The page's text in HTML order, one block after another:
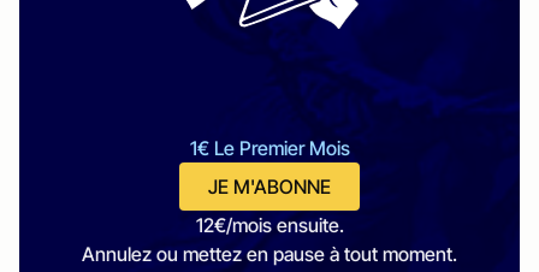
1€ Le Premier Mois
JE M'ABONNE
12€/mois ensuite.
Annulez ou mettez en pause à tout moment.